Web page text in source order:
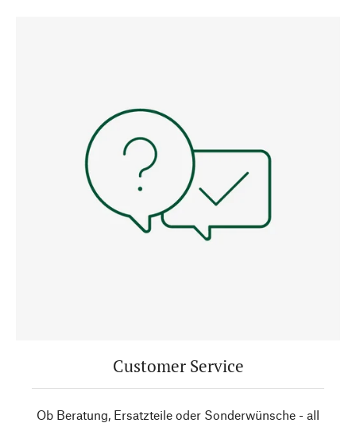
Customer Service
Ob Beratung, Ersatzteile oder Sonderwünsche - all